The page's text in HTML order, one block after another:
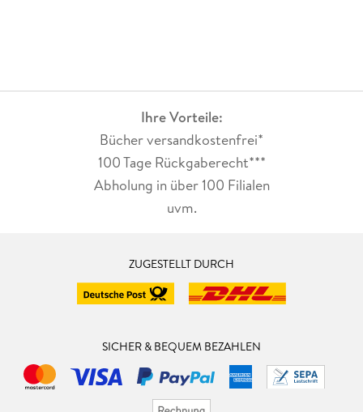
Ihre Vorteile:
Bücher versandkostenfrei*
100 Tage Rückgaberecht***
Abholung in über 100 Filialen
uvm.
ZUGESTELLT DURCH
SICHER & BEQUEM BEZAHLEN